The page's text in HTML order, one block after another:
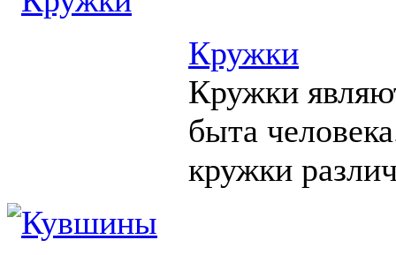
Кружки
Кружки
быта
кружки